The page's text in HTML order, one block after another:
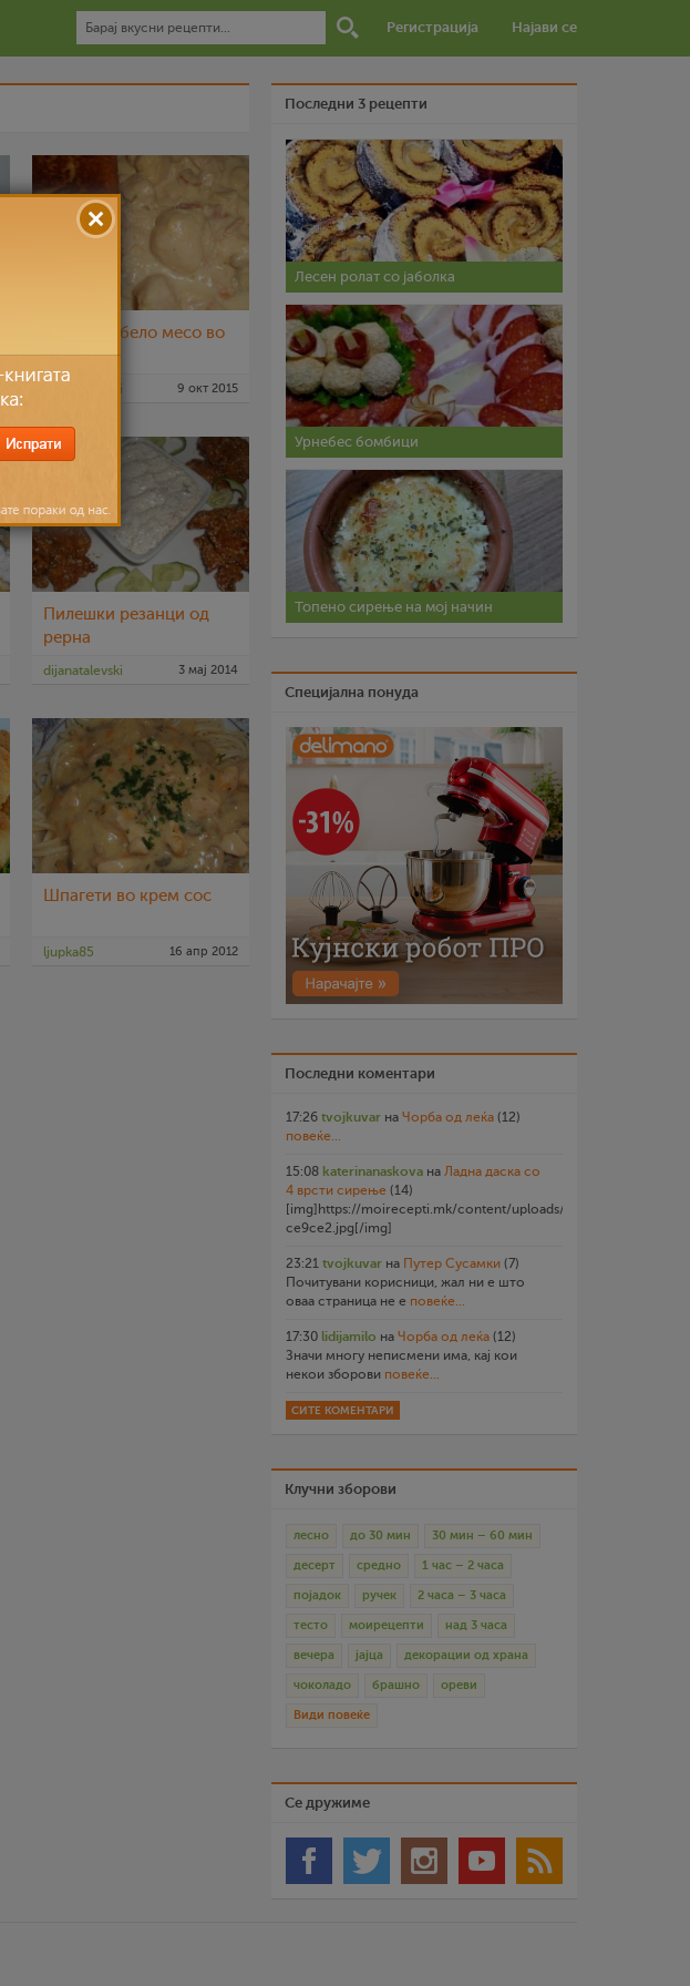
Регистрација Најави се
Пилешко бело месо во
сос
dijanatalevski 9 окт 2015
Пилешки резанци од
рерна
dijanatalevski 3 мај 2014
Шпагети во крем сос
ljupka85 16 апр 2012
Последни 3 рецепти
Лесен ролат со јаболка
Урнебес бомбици
Топено сирење на мој начин
Специјална понуда
Последни коментари
17:26 tvojkuvar на Чорба од леќа (12)
повеќе...
15:08 katerinanaskova на Ладна даска со
4 врсти сирење (14)
[img]https://moirecepti.mk/content/uploads/2026/07/
ce9ce2.jpg[/img]
23:21 tvojkuvar на Путер Сусамки (7)
Почитувани корисници, жал ни е што
оваа страница не е повеќе...
17:30 lidijamilo на Чорба од леќа (12)
Значи многу неписмени има, кај кои
некои зборови повеќе...
СИТЕ КОМЕНТАРИ
Клучни зборови
лесно до 30 мин 30 мин – 60 мин
десерт средно 1 час – 2 часа
појадок ручек 2 часа – 3 часа
тесто моирецепти над 3 часа
вечера јајца декорации од храна
чоколадо брашно ореви
Види повеќе
Се дружиме